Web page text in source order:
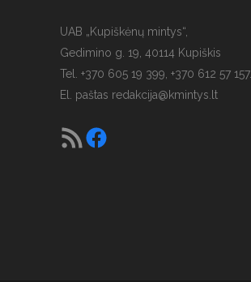
UAB „Kupiškėnų mintys“,
Gedimino g. 19, 40114 Kupiškis
Tel. +370 605 19 399, +370 612 57 157.
El. paštas redakcija@kmintys.lt